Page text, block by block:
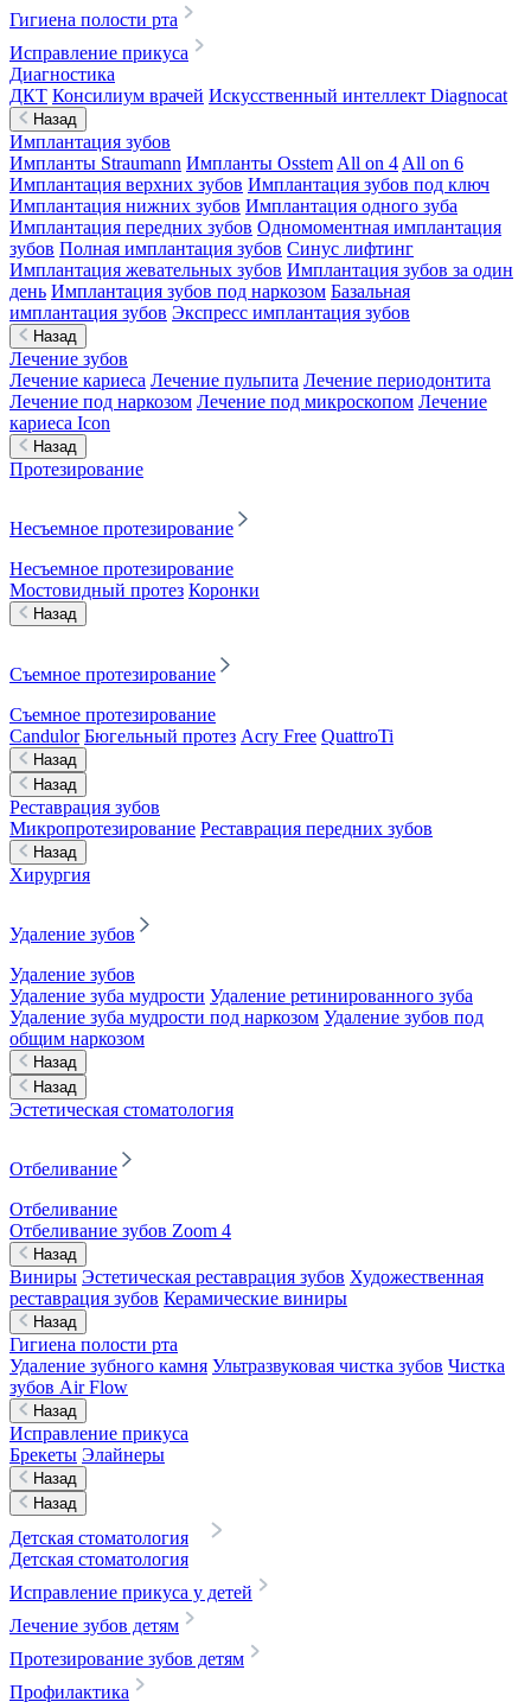
Гигиена полости рта
Исправление прикуса
Диагностика
ДКТ Консилиум врачей Искусственный интеллект Diagnocat
Назад
Имплантация зубов
Импланты Straumann Импланты Osstem All on 4 All on 6
Имплантация верхних зубов Имплантация зубов под ключ
Имплантация нижних зубов Имплантация одного зуба
Имплантация передних зубов Одномоментная имплантация
зубов Полная имплантация зубов Синус лифтинг
Имплантация жевательных зубов Имплантация зубов за один
день Имплантация зубов под наркозом Базальная
имплантация зубов Экспресс имплантация зубов
Назад
Лечение зубов
Лечение кариеса Лечение пульпита Лечение периодонтита
Лечение под наркозом Лечение под микроскопом Лечение
кариеса Icon
Назад
Протезирование
Несъемное протезирование
Несъемное протезирование
Мостовидный протез Коронки
Назад
Съемное протезирование
Съемное протезирование
Candulor Бюгельный протез Acry Free QuattroTi
Назад
Назад
Реставрация зубов
Микропротезирование Реставрация передних зубов
Назад
Хирургия
Удаление зубов
Удаление зубов
Удаление зуба мудрости Удаление ретинированного зуба
Удаление зуба мудрости под наркозом Удаление зубов под
общим наркозом
Назад
Назад
Эстетическая стоматология
Отбеливание
Отбеливание
Отбеливание зубов Zoom 4
Назад
Виниры Эстетическая реставрация зубов Художественная
реставрация зубов Керамические виниры
Назад
Гигиена полости рта
Удаление зубного камня Ультразвуковая чистка зубов Чистка
зубов Air Flow
Назад
Исправление прикуса
Брекеты Элайнеры
Назад
Назад
Детская стоматология
Детская стоматология
Исправление прикуса у детей
Лечение зубов детям
Протезирование зубов детям
Профилактика